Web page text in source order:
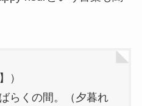
）
らくの間。（夕暮れ